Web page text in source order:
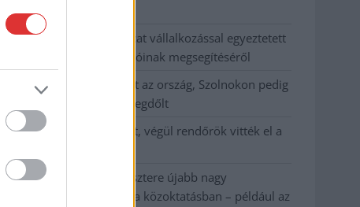
kiskereskedelemben
Györfi Mihály több tucat vállalkozással egyeztetett
a kerékpárgyár dolgozóinak megsegítéséről
41 fok fölé forrósodott az ország, Szolnokon pedig
egy másik rekord is megdőlt
Egy telefonhívást akart, végül rendőrök vitték el a
A Tisza kormány minisztere újabb nagy
változásokról döntött a közoktatásban – például az